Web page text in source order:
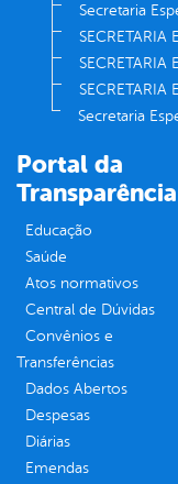
Secretaria
SECRETARIA
SECRETARIA
SECRETARIA
Secretaria
Portal da
Transparência
Educação
Saúde
Atos normativos
Central de Dúvidas
Convênios e
Transferências
Dados Abertos
Despesas
Diárias
Emendas